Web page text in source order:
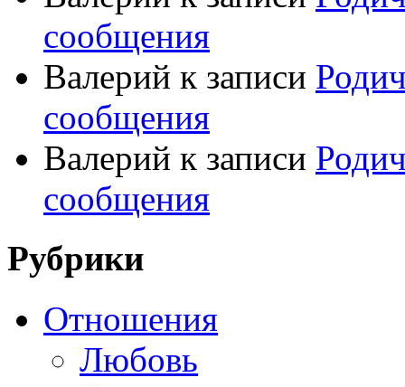
сообщения
Валерий к записи
сообщения
Валерий к записи
сообщения
Рубрики
Отношения
Любовь